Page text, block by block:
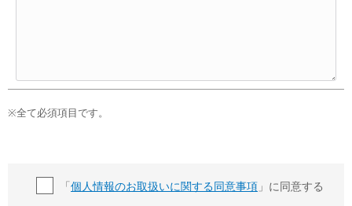
※全て必須項目です。
「個人情報のお取扱いに関する同意事項 」に同意する